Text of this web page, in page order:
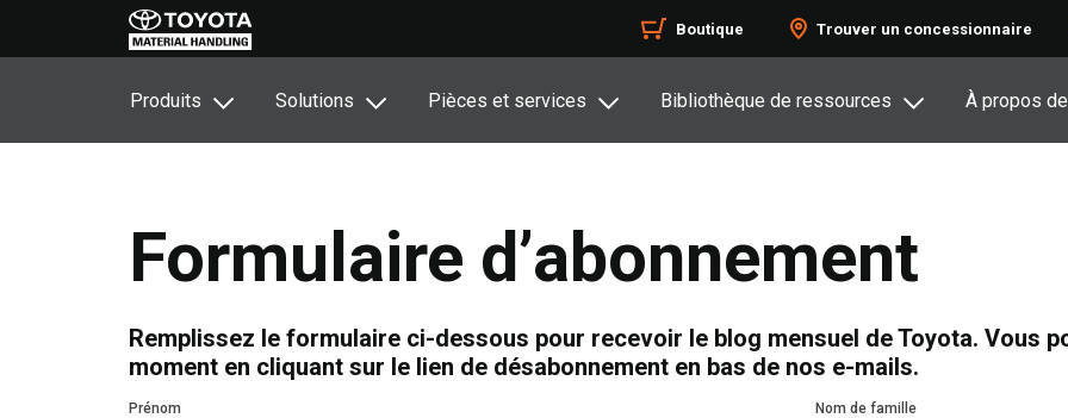
Boutique Trouver un concessionnaire
Produits Solutions Pièces et services Bibliothèque de ressources À propos
Formulaire d’abonnement
Remplissez le formulaire ci-dessous pour recevoir le blog mensuel de Toyota. Vous
moment en cliquant sur le lien de désabonnement en bas de nos e-mails.
Prénom Nom de famille